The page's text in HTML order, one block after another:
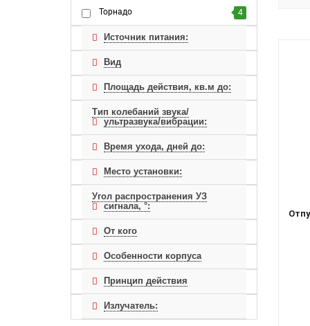
Торнадо 4
Источник питания:
Вид
Площадь действия, кв.м до:
Тип колебаний звука/
ультразвука/вибрации:
Время ухода, дней до:
Место установки:
Угол распространения УЗ
сигнала, °:
От кого
Особенности корпуса
Принцип действия
Излучатель: